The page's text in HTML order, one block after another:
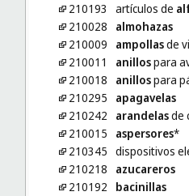
210193
artículos de
210028
almohazas
210009
ampollasde
210011
anillospara
210018
anillospara
210295
apagavelas
210242
arandelasde
210015
aspersores*
210345 dispositivos
210218
azucareros
210192
bacinillas